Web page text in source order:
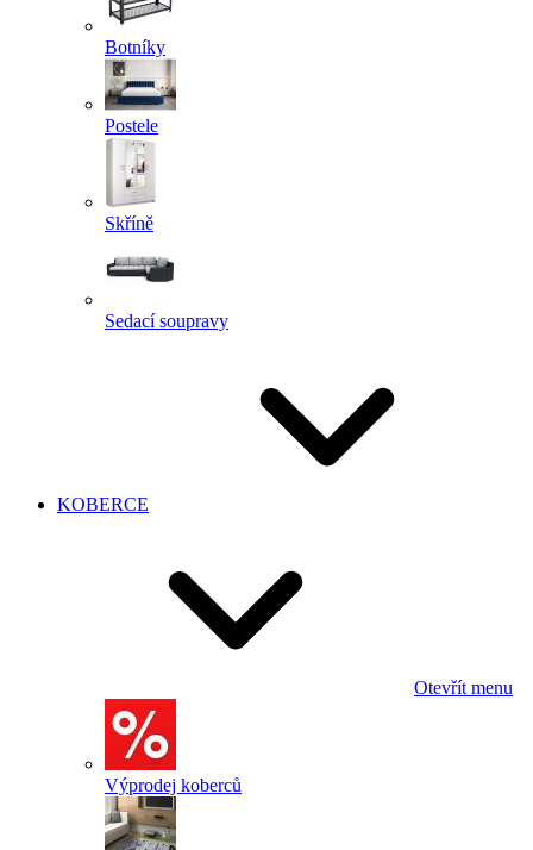
Botníky
Postele
Skříně
Sedací soupravy
KOBERCE
Otevřít menu
Výprodej koberců